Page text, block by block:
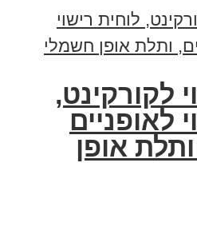
לקורקינט,
לאופניים
אופן